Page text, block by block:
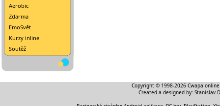
Aerobic
Zdarma
EmoSvět
Kurzy inline
Soutěž
Copyright © 1998-2026 Cwapa
Created a designed by: Stanislav